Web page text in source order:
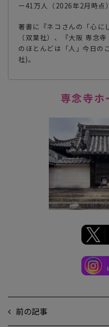
ー41万人（2026年2月時点
著書に『ネコさんの「心に
（双葉社）、『大阪 専念
のほとんどは「人｣ 今日の
社)。
専念寺ホ
前の記事